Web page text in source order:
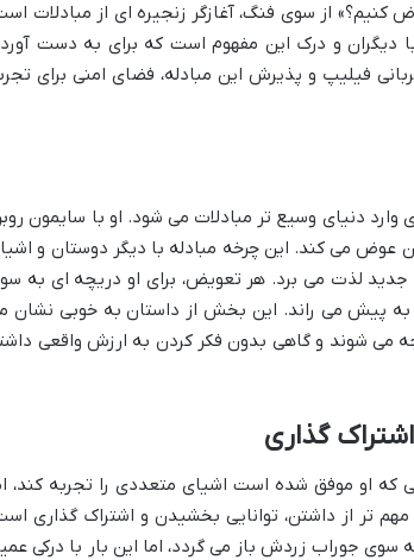
از سوی فنگ، آغازگر زنجیره ای از مبادلات
با دیگران و درک این مفهوم است که برای به دست
فیلیپ و پذیرش این مبادله، فضای امنی برای
دنیای وسیع تر مبادلات می شود. او با سایمون
می کند. این چرخه مبادله با دیگر دوستان و
لذت می برد. هر تعویض، برای او دریچه ای به
به پیش می راند. این بخش از داستان به خوبی نشان
می شوند و گاهی بدون فکر کردن به ارزش واقعی
گذاری
که او موفق شده است اشیای متعددی را تجربه کند،
تر از داشتن، توانایی بخشیدن و اشتراک گذاری
جوراب زردش باز می گردد، اما این بار با درکی